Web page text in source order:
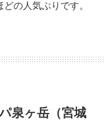
の人気ぶりです。
泉ヶ岳（宮城